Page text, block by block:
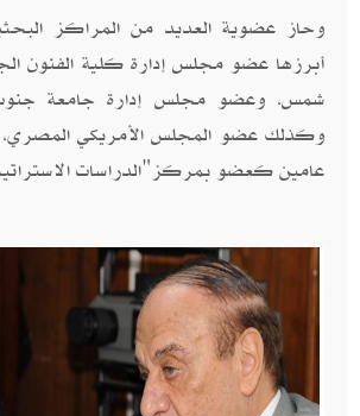
وحاز عضوية العديد من المراكز
أبرزها عضو مجلس إدارة كلية الفنون
شمس، وعضو مجلس إدارة جامعة جنوب
وكذلك عضو المجلس الأمريكي
عامين كعضو بمركز"الدراسات